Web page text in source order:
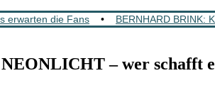
erwarten die Fans • BERNHARD BRINK:
– wer schafft